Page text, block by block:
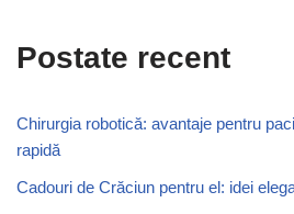
Postate recent
Chirurgia robotică: avantaje pentru
rapidă
Cadouri de Crăciun pentru el: idei